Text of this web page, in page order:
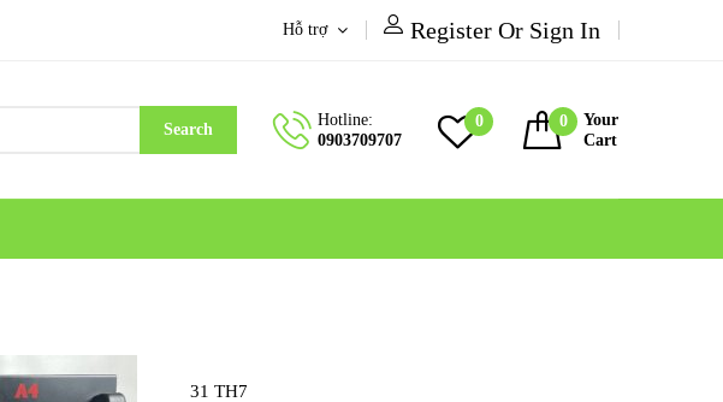
Hỗ trợ Register Or Sign In
Search
Hotline:
0903709707
0 0
Your
Cart
31 TH7